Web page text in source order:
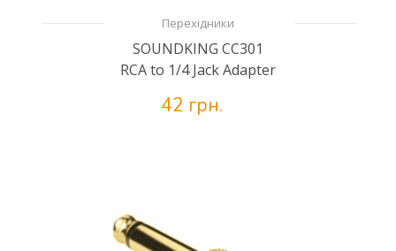
Перехідники
SOUNDKING CC301
RCA to 1/4 Jack Adapter
42 грн.